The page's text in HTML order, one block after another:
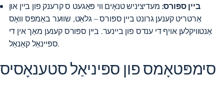
ביין ספּורס: מעדיציניש טנאָים ווי פּאַגעט ס קרענק פון ביין און
אַרטריט קענען גרונט ביין ספּורס – גלאַט, שווער באַמפּס וואָס
אַנטוויקלען אויף די ענדס פון ביינער. ביין ספּורס קענען מאַך אין די
ספּיינאַל קאַנאַל.
סימפּטאָמס פון ספּיניאַל סטענאָסיס